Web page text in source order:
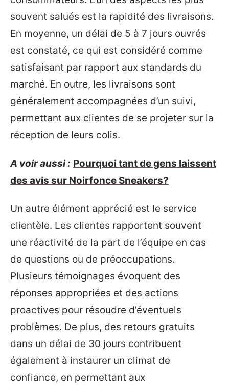
souvent salués est la rapidité des livraisons.
En moyenne, un délai de 5 à 7 jours ouvrés
est constaté, ce qui est considéré comme
satisfaisant par rapport aux standards du
marché. En outre, les livraisons sont
généralement accompagnées d’un suivi,
permettant aux clientes de se projeter sur la
réception de leurs colis.
A voir aussi : Pourquoi tant de gens laissent
des avis sur Noirfonce Sneakers?
Un autre élément apprécié est le service
clientèle. Les clientes rapportent souvent
une réactivité de la part de l’équipe en cas
de questions ou de préoccupations.
Plusieurs témoignages évoquent des
réponses appropriées et des actions
proactives pour résoudre d’éventuels
problèmes. De plus, des retours gratuits
dans un délai de 30 jours contribuent
également à instaurer un climat de
confiance, en permettant aux